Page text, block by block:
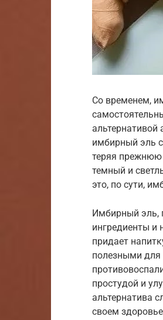
Со временем,
имбирный эль
теряя прежнюю
темный и
это, по сути,
Имбирный эль,
ингредиенты и
придает
полезными для
простудой и
альтернатива
своем